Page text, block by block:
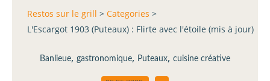
Restos sur le grill > Categories >
L'Escargot 1903 (Puteaux) : Flirte avec l'étoile (mis à jour)
Banlieue, gastronomique, Puteaux, cuisine créative